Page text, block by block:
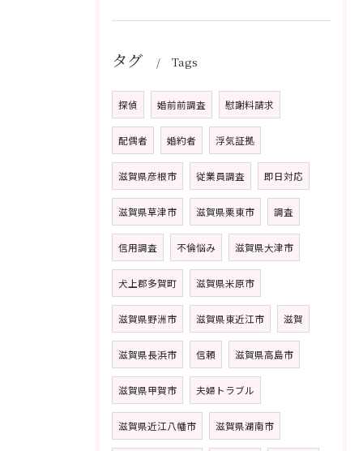
タグ Tags
探偵 婚前前調査 慰謝料請求
配偶者 婚約者 浮気証拠
滋賀県彦根市 従業員調査 即日対応
滋賀県草津市 滋賀県栗東市 調査
信用調査 不倫悩み 滋賀県大津市
犬上郡多賀町 滋賀県米原市
滋賀県野洲市 滋賀県東近江市 滋賀
滋賀県長浜市 信頼 滋賀県高島市
滋賀県甲賀市 夫婦トラブル
滋賀県近江八幡市 滋賀県湖南市